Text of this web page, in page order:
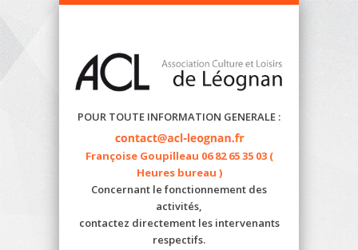
POUR TOUTE INFORMATION GENERALE :
Françoise Goupilleau 06 82 65 35 03 (
Heures bureau )
Concernant le fonctionnement des
activités,
contactez directement les intervenants
respectifs.